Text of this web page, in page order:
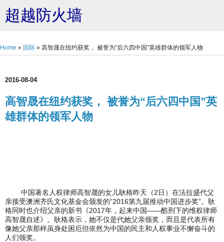
超越防火墙
Home » 国际 » 高智晟在纽约获奖， 被誉为“后六四中国”英雄群体的领军人物
2016-08-04
高智晟在纽约获奖， 被誉为“后六四中国”英
雄群体的领军人物
中国著名人权律师高智晟的女儿耿格昨天（2日）在法拉盛代父
亲接受澳洲齐氏文化基金会颁发的“2016第九届推动中国进步奖”。耿
格同时也介绍父亲的新书《2017年，起来中国——酷刑下的维权律师
高智晟自述》。耿格表示，她不仅是代她父亲领奖，而且是代表所有
像她父亲那样虽身处困厄但依然为中国的民主和人权事业不懈奋斗的
人们领奖。